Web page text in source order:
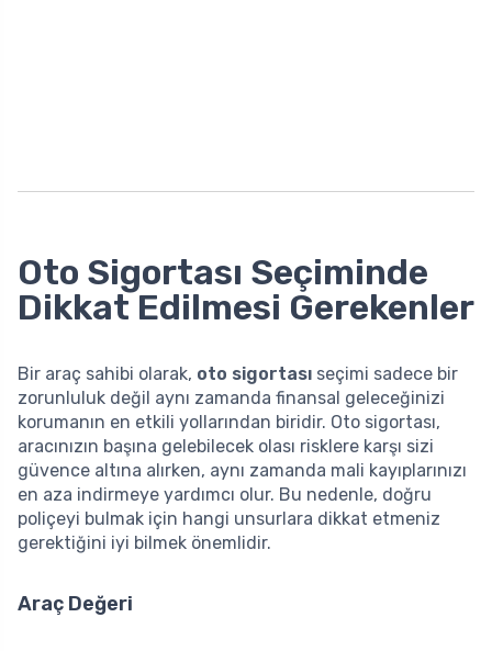
Oto Sigortası Seçiminde
Dikkat Edilmesi Gerekenler
Bir araç sahibi olarak, oto sigortası seçimi sadece bir
zorunluluk değil aynı zamanda finansal geleceğinizi
korumanın en etkili yollarından biridir. Oto sigortası,
aracınızın başına gelebilecek olası risklere karşı sizi
güvence altına alırken, aynı zamanda mali kayıplarınızı
en aza indirmeye yardımcı olur. Bu nedenle, doğru
poliçeyi bulmak için hangi unsurlara dikkat etmeniz
gerektiğini iyi bilmek önemlidir.
Araç Değeri